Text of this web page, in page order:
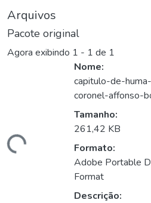
Arquivos
Pacote original
Agora exibindo 1 - 1 de 1
Nome:
capitulo-de-
coronel-affonso-
Tamanho:
261,42 KB
Formato:
Adobe Portable
Format
Descrição: